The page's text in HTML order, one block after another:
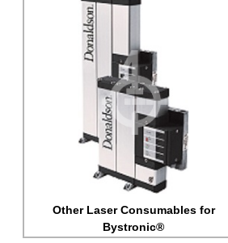
Other Laser Consumables for
Bystronic®